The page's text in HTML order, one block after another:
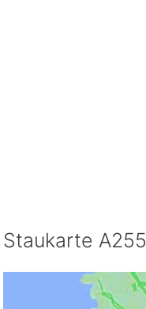
Staukarte A255